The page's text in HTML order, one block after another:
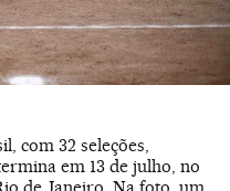
com 32 seleções,
em 13 de julho, no